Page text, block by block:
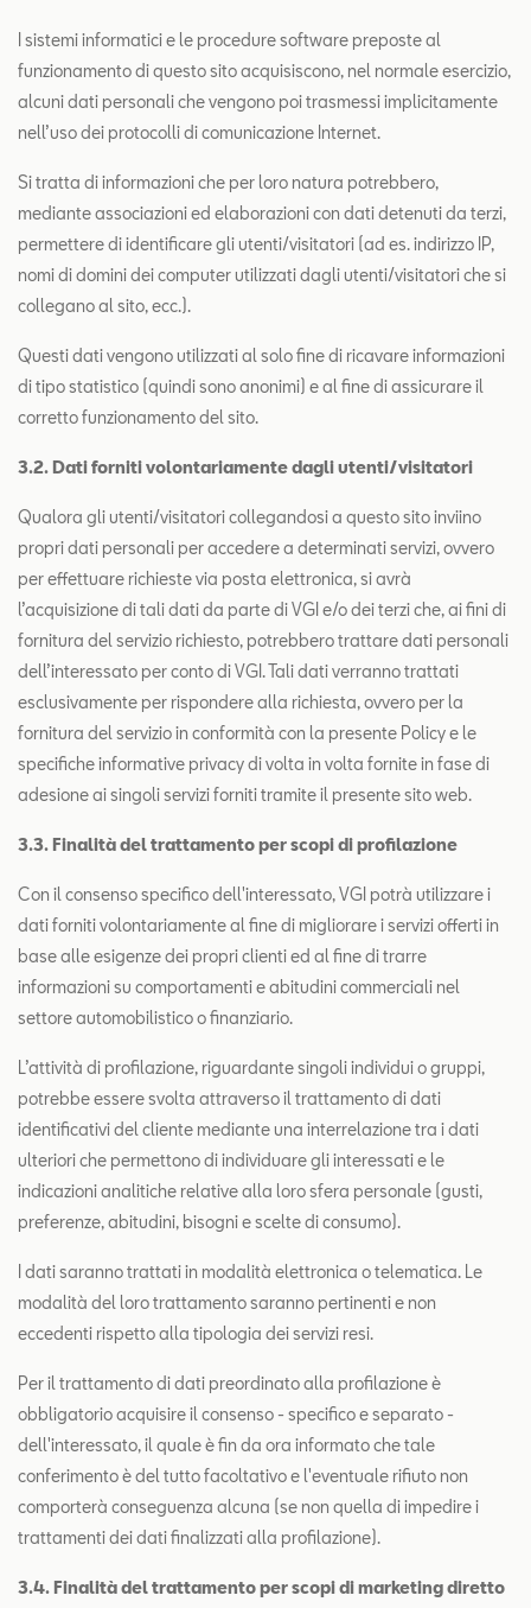
I sistemi informatici e le procedure software preposte al
funzionamento di questo sito acquisiscono, nel normale esercizio,
alcuni dati personali che vengono poi trasmessi implicitamente
nell’uso dei protocolli di comunicazione Internet.
Si tratta di informazioni che per loro natura potrebbero,
mediante associazioni ed elaborazioni con dati detenuti da terzi,
permettere di identificare gli utenti/visitatori (ad es. indirizzo IP,
nomi di domini dei computer utilizzati dagli utenti/visitatori che si
collegano al sito, ecc.).
Questi dati vengono utilizzati al solo fine di ricavare informazioni
di tipo statistico (quindi sono anonimi) e al fine di assicurare il
corretto funzionamento del sito.
3.2. Dati forniti volontariamente dagli utenti/visitatori
Qualora gli utenti/visitatori collegandosi a questo sito inviino
propri dati personali per accedere a determinati servizi, ovvero
per effettuare richieste via posta elettronica, si avrà
l’acquisizione di tali dati da parte di VGI e/o dei terzi che, ai fini di
fornitura del servizio richiesto, potrebbero trattare dati personali
dell’interessato per conto di VGI. Tali dati verranno trattati
esclusivamente per rispondere alla richiesta, ovvero per la
fornitura del servizio in conformità con la presente Policy e le
specifiche informative privacy di volta in volta fornite in fase di
adesione ai singoli servizi forniti tramite il presente sito web.
3.3. Finalità del trattamento per scopi di profilazione
Con il consenso specifico dell'interessato, VGI potrà utilizzare i
dati forniti volontariamente al fine di migliorare i servizi offerti in
base alle esigenze dei propri clienti ed al fine di trarre
informazioni su comportamenti e abitudini commerciali nel
settore automobilistico o finanziario.
L’attività di profilazione, riguardante singoli individui o gruppi,
potrebbe essere svolta attraverso il trattamento di dati
identificativi del cliente mediante una interrelazione tra i dati
ulteriori che permettono di individuare gli interessati e le
indicazioni analitiche relative alla loro sfera personale (gusti,
preferenze, abitudini, bisogni e scelte di consumo).
I dati saranno trattati in modalità elettronica o telematica. Le
modalità del loro trattamento saranno pertinenti e non
eccedenti rispetto alla tipologia dei servizi resi.
Per il trattamento di dati preordinato alla profilazione è
obbligatorio acquisire il consenso - specifico e separato -
dell'interessato, il quale è fin da ora informato che tale
conferimento è del tutto facoltativo e l'eventuale rifiuto non
comporterà conseguenza alcuna (se non quella di impedire i
trattamenti dei dati finalizzati alla profilazione).
3.4. Finalità del trattamento per scopi di marketing diretto